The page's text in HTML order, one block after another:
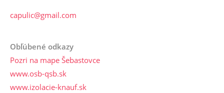
capulic@gmail.com
Obľúbené odkazy
Pozri na mape Šebastovce
www.osb-qsb.sk
www.izolacie-knauf.sk